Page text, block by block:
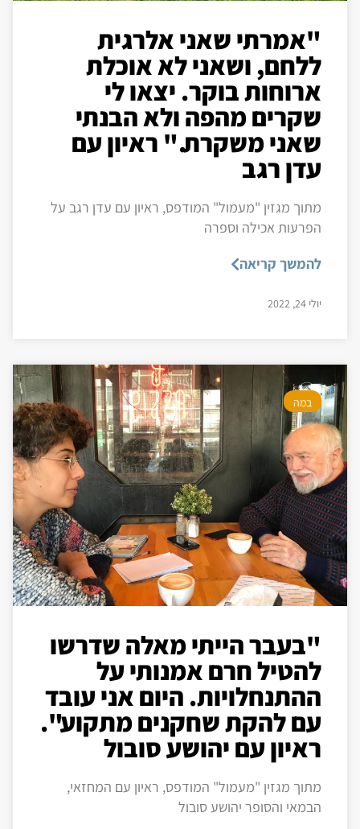
"אמרתי שאני אלרגית
ללחם, ושאני לא אוכלת
ארוחות בוקר. יצאו לי
שקרים מהפה ולא הבנתי
שאני משקרת." ראיון עם
עדן רגב
מתוך מגזין "מעמול" המודפס, ראיון עם עדן רגב על
הפרעות אכילה וספרה
להמשך קריאה
יולי 24, 2022
במה
"בעבר הייתי מאלה שדרשו
להטיל חרם אמנותי על
ההתנחלויות. היום אני עובד
עם להקת שחקנים מתקוע".
ראיון עם יהושע סובול
מתוך מגזין "מעמול" המודפס, ראיון עם המחזאי,
הבמאי והסופר יהושע סובול